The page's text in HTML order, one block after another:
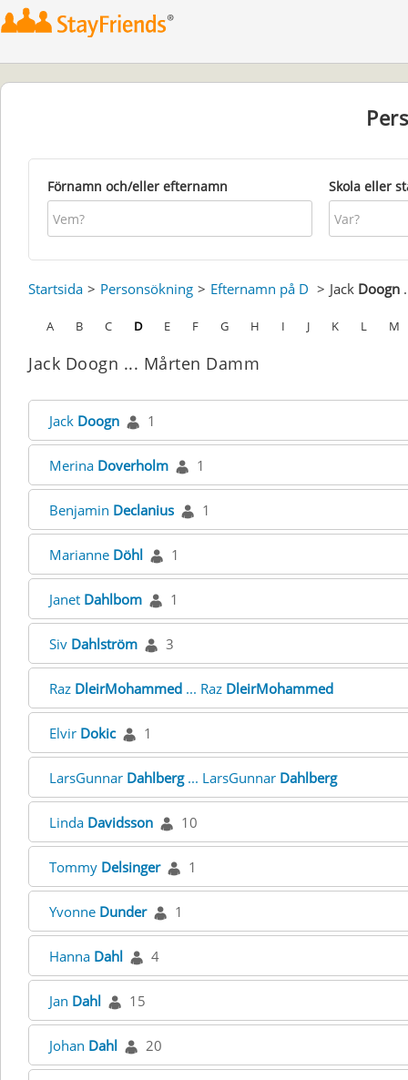
Förnamn och/eller efternamn Skola eller
Startsida Personsökning Efternamn på D Jack Doogn
A B C D E F G H I J K L M
Jack Doogn ... Mårten Damm
Jack Doogn 1
Merina Doverholm 1
Benjamin Declanius 1
Marianne Döhl 1
Janet Dahlbom 1
Siv Dahlström 3
Raz DleirMohammed ... Raz DleirMohammed
Elvir Dokic 1
LarsGunnar Dahlberg... LarsGunnar Dahlberg
Linda Davidsson 10
Tommy Delsinger 1
Yvonne Dunder 1
Hanna Dahl 4
Jan Dahl 15
Johan Dahl 20